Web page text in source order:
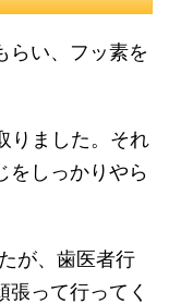
らい、フッ素を
りました。それ
をしっかりやら
が、歯医者行
張って行ってく